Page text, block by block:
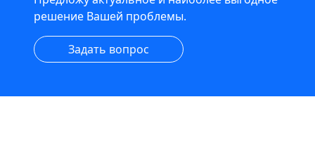
решение Вашей проблемы.
Задать вопрос